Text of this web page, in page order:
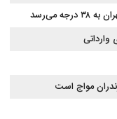
مواج است